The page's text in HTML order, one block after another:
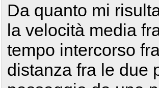
Da quanto mi
la velocità media
tempo intercorso
distanza fra le due